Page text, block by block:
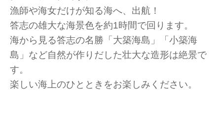
漁師や海女だけが知る海へ、出航！
答志の雄大な海景色を約1時間で回ります。
海から見る答志の名勝「大築海島」「小築海
島」など自然が作りだした壮大な造形は絶景で
す。
楽しい海上のひとときをお楽しみください。